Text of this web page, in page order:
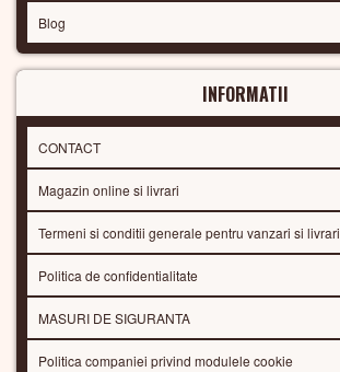
Blog
INFORMATII
CONTACT
Magazin online si livrari
Termeni si conditii generale pentru vanzari si livrari
Politica de confidentialitate
MASURI DE SIGURANTA
Politica companiei privind modulele cookie